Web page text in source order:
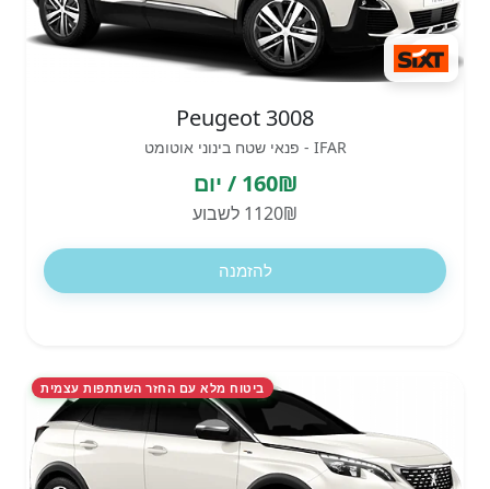
Peugeot 3008
IFAR - פנאי שטח בינוני אוטומט
160₪ / יום
1120₪ לשבוע
להזמנה
ביטוח מלא עם החזר השתתפות עצמית